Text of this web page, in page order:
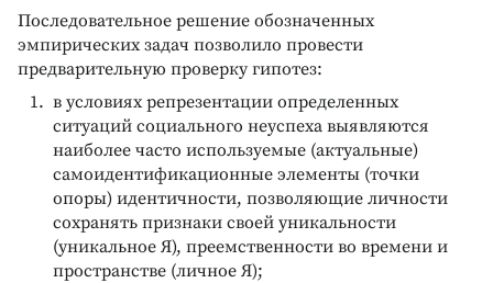
Последовательное решение обозначенных
эмпирических задач позволило провести
предварительную проверку гипотез:
в условиях репрезентации определенных
ситуаций социального неуспеха выявляются
наиболее часто используемые (актуальные)
самоидентификационные элементы (точки
опоры) идентичности, позволяющие личности
сохранять признаки своей уникальности
(уникальное Я), преемственности во времени и
пространстве (личное Я);